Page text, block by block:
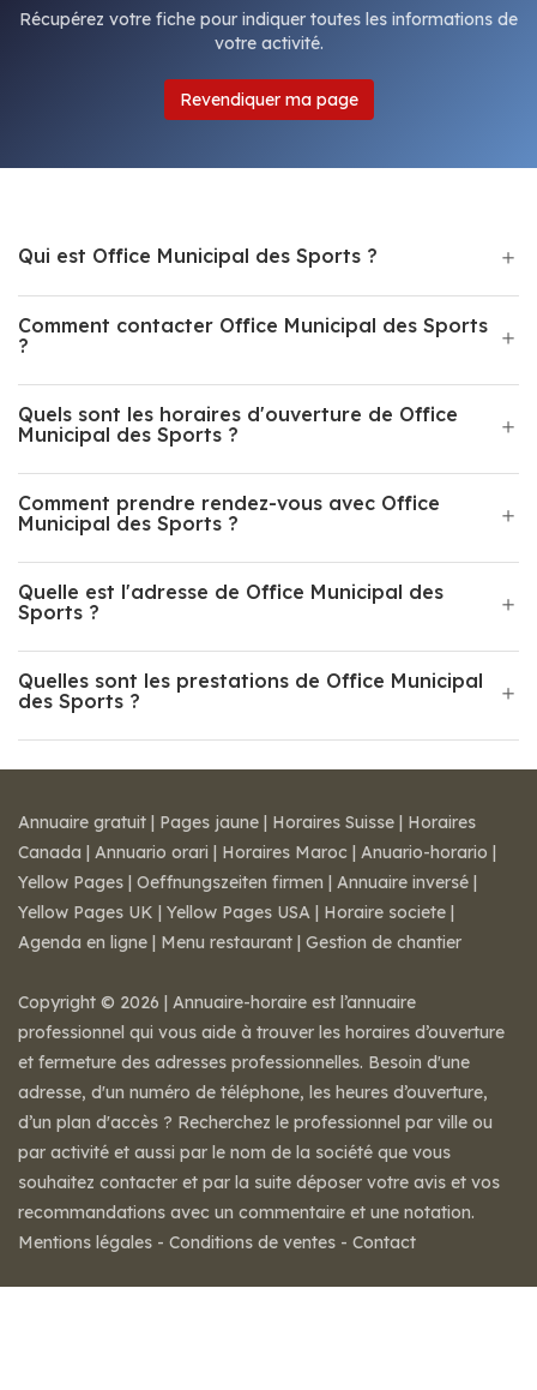
Récupérez votre fiche pour indiquer toutes les informations de
votre activité.
Revendiquer ma page
Qui est Office Municipal des Sports ?
Comment contacter Office Municipal des Sports
?
Quels sont les horaires d'ouverture de Office
Municipal des Sports ?
Comment prendre rendez-vous avec Office
Municipal des Sports ?
Quelle est l'adresse de Office Municipal des
Sports ?
Quelles sont les prestations de Office Municipal
des Sports ?
Annuaire gratuit | Pages jaune | Horaires Suisse | Horaires
Canada | Annuario orari | Horaires Maroc | Anuario-horario |
Yellow Pages | Oeffnungszeiten firmen | Annuaire inversé |
Yellow Pages UK | Yellow Pages USA | Horaire societe |
Agenda en ligne | Menu restaurant | Gestion de chantier
Copyright © 2026 | Annuaire-horaire est l’annuaire
professionnel qui vous aide à trouver les horaires d’ouverture
et fermeture des adresses professionnelles. Besoin d'une
adresse, d'un numéro de téléphone, les heures d’ouverture,
d’un plan d'accès ? Recherchez le professionnel par ville ou
par activité et aussi par le nom de la société que vous
souhaitez contacter et par la suite déposer votre avis et vos
recommandations avec un commentaire et une notation.
Mentions légales - Conditions de ventes - Contact